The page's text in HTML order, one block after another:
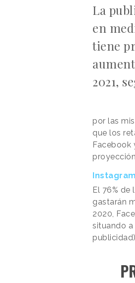
La
en
tiene
2021,
por las
que los
Facebook
El 76%
gastarán
2020,
situando